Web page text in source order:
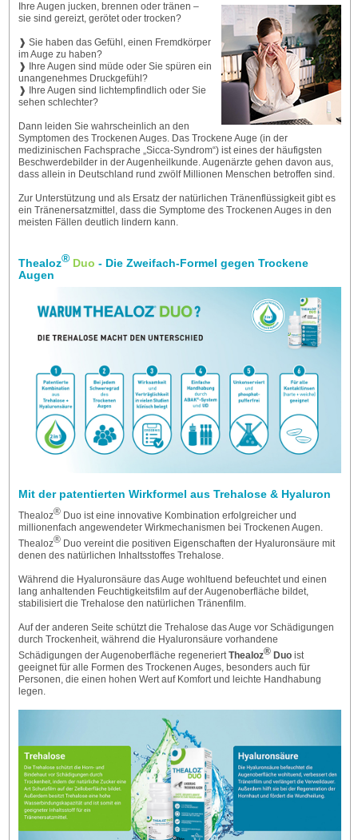
Ihre Augen jucken, brennen oder tränen –
sie sind gereizt, gerötet oder trocken?
❱ Sie haben das Gefühl, einen Fremdkörper
im Auge zu haben?
❱ Ihre Augen sind müde oder Sie spüren ein
unangenehmes Druckgefühl?
❱ Ihre Augen sind lichtempfindlich oder Sie
sehen schlechter?
Dann leiden Sie wahrscheinlich an den
Symptomen des Trockenen Auges. Das Trockene Auge (in der
medizinischen Fachsprache „Sicca-Syndrom“) ist eines der häufigsten
Beschwerdebilder in der Augenheilkunde. Augenärzte gehen davon aus,
dass allein in Deutschland rund zwölf Millionen Menschen betroffen sind.
Zur Unterstützung und als Ersatz der natürlichen Tränenflüssigkeit gibt es
ein Tränenersatzmittel, dass die Symptome des Trockenen Auges in den
meisten Fällen deutlich lindern kann.
Thealoz® Duo - Die Zweifach-Formel gegen Trockene
Augen
Mit der patentierten Wirkformel aus Trehalose & Hyaluron
Thealoz®Duo ist eine innovative Kombination erfolgreicher und
millionenfach angewendeter Wirkmechanismen bei Trockenen Augen.
Thealoz®Duo vereint die positiven Eigenschaften der Hyaluronsäure mit
denen des natürlichen Inhaltsstoffes Trehalose.
Während die Hyaluronsäure das Auge wohltuend befeuchtet und einen
lang anhaltenden Feuchtigkeitsfilm auf der Augenoberfläche bildet,
stabilisiert die Trehalose den natürlichen Tränenfilm.
Auf der anderen Seite schützt die Trehalose das Auge vor Schädigungen
durch Trockenheit, während die Hyaluronsäure vorhandene
Schädigungen der Augenoberfläche regeneriertThealoz®Duoist
geeignet für alle Formen des Trockenen Auges, besonders auch für
Personen, die einen hohen Wert auf Komfort und leichte Handhabung
legen.